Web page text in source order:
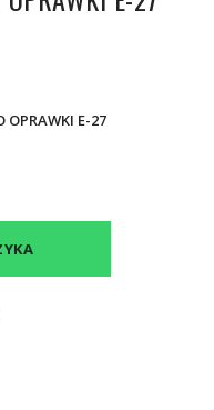
OPRAWKI E-27